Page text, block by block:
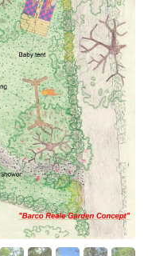
luminosa area
con divanetto e
delle due camere
& Nature la scelta
coppie. La zona
da letto ai lati
provvista di bagno
camere può
oppure con
delle pareti della
accesso diretto alla
il cielo e le